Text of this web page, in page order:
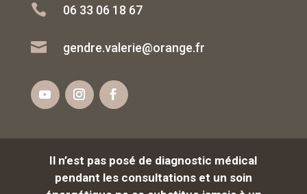
 06 33 06 18 67
 gendre.valerie@orange.fr
Il n’est pas posé de diagnostic médical
pendant les consultations et un soin